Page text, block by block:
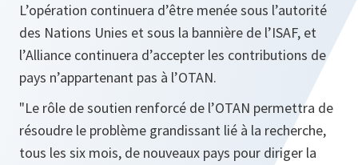
L’opération continuera d’être menée sous l’autorité
des Nations Unies et sous la bannière de l’ISAF, et
l’Alliance continuera d’accepter les contributions de
pays n’appartenant pas à l’OTAN.
"Le rôle de soutien renforcé de l’OTAN permettra de
résoudre le problème grandissant lié à la recherche,
tous les six mois, de nouveaux pays pour diriger la